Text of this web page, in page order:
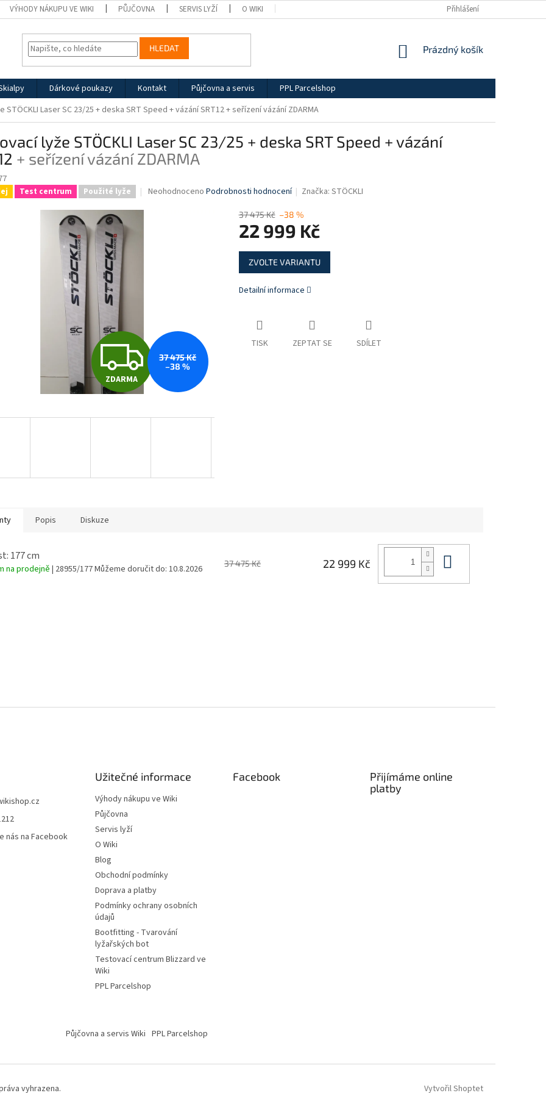
VÝHODY NÁKUPU VE WIKI PŮJČOVNA SERVIS LYŽÍ O WIKI DOPRAVA A PLATBY
Přihlášení
HLEDAT
NÁKUPNÍ
Prázdný košík
Dárkové poukazy Kontakt Půjčovna a servis
PPL Parcelshop
STÖCKLI Laser SC 23/25 + deska SRT Speed + vázání SRT12+ seřízení vázání ZDARMA
lyže STÖCKLI Laser SC 23/25 + deska SRT Speed + vázání
+ seřízení vázání ZDARMA
Test centrum Použité lyže
Průměrné
Neohodnoceno Podrobnosti hodnocení Značka:STÖCKLI
Z
D
R
A
ZDARMA
37 475 Kč
–38 %
37 475 Kč –38 %
22 999 Kč
Měrná
cena:
ZVOLTE VARIANTU
Detailní informace
TISK ZEPTAT SE SDÍLET
Popis Diskuze
177 cm
na prodejně | 28955/177Můžeme doručit do: 10.8.2026 37 475 Kč 22 999 Kč
nás na Facebook
Užitečné informace
Výhody nákupu ve Wiki
Půjčovna
Servis lyží
O Wiki
Blog
Obchodní podmínky
Doprava a platby
Podmínky ochrany osobních
údajů
Bootfitting - Tvarování
lyžařských bot
Testovací centrum Blizzard ve
Wiki
PPL Parcelshop
Facebook
Přijímáme online
platby
Půjčovna a servis Wiki PPL Parcelshop
Vytvořil Shoptet
vyhrazena.